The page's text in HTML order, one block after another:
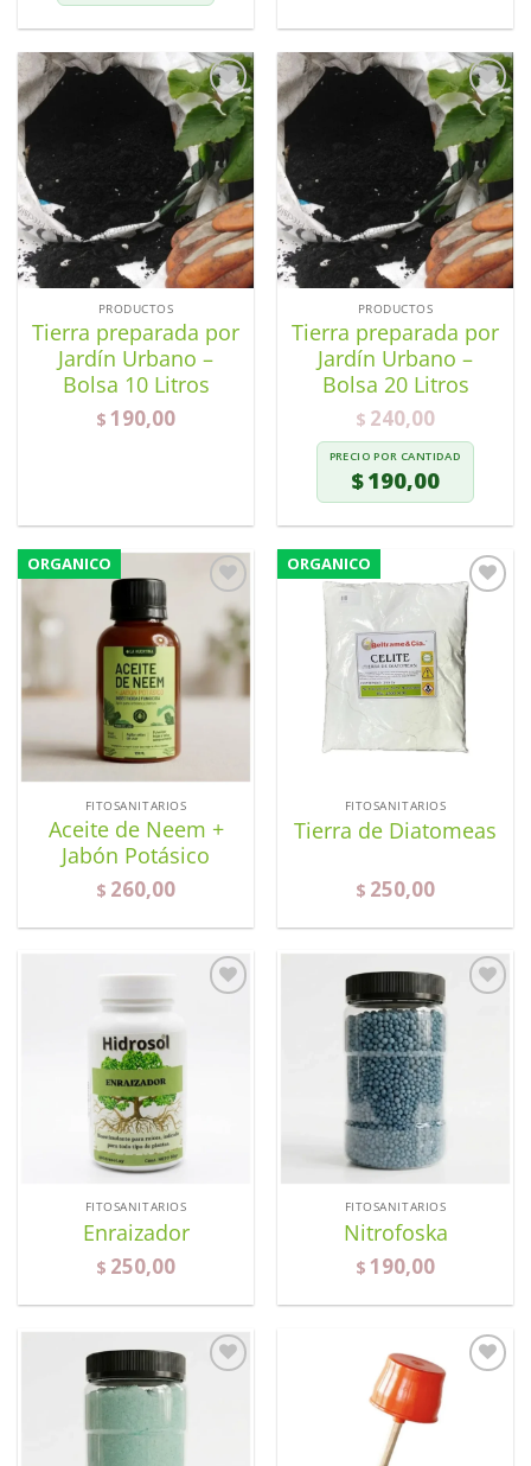
Añadir
a la
lista de
deseos
PRODUCTOS
Tierra preparada por
Jardín Urbano –
Bolsa 10 Litros
$ 190,00
Añadir
a la
lista de
deseos
PRODUCTOS
Tierra preparada por
Jardín Urbano –
Bolsa 20 Litros
$ 240,00
PRECIO POR CANTIDAD
$190,00
ORGANICO
Añadir
lista de
deseos
FITOSANITARIOS
Aceite de Neem +
Jabón Potásico
$ 260,00
ORGANICO
Añadir
a la
lista de
deseos
FITOSANITARIOS
Tierra de Diatomeas
$ 250,00
FITOSANITARIOS
Enraizador
$ 250,00
FITOSANITARIOS
Nitrofoska
$ 190,00